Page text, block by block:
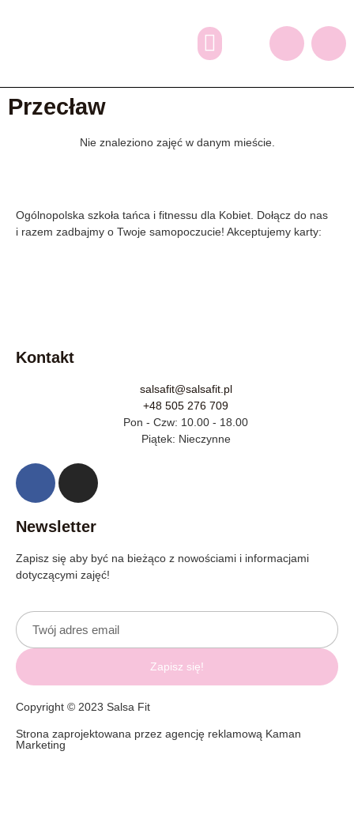
Przecław
Nie znaleziono zajęć w danym mieście.
Ogólnopolska szkoła tańca i fitnessu dla Kobiet. Dołącz do nas
i razem zadbajmy o Twoje samopoczucie! Akceptujemy karty:
Kontakt
salsafit@salsafit.pl
+48 505 276 709
Pon - Czw: 10.00 - 18.00
Piątek: Nieczynne
Newsletter
Zapisz się aby być na bieżąco z nowościami i informacjami
dotyczącymi zajęć!
Zapisz się!
Copyright © 2023 Salsa Fit
Strona zaprojektowana przez agencję reklamową Kaman
Marketing